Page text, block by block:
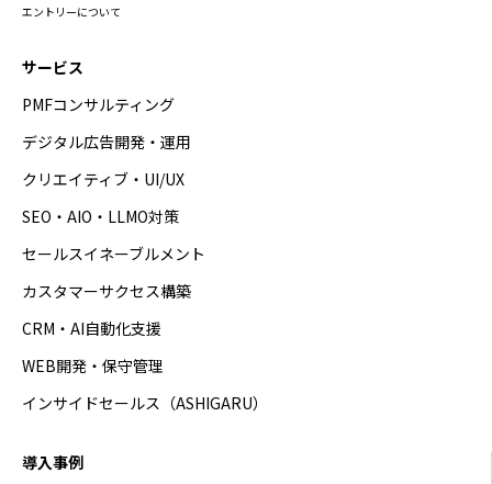
エントリーについて
サービス
PMFコンサルティング
デジタル広告開発・運用
クリエイティブ・UI/UX
SEO・AIO・LLMO対策
セールスイネーブルメント
カスタマーサクセス構築
CRM・AI自動化支援
WEB開発・保守管理
インサイドセールス（ASHIGARU）
導入事例